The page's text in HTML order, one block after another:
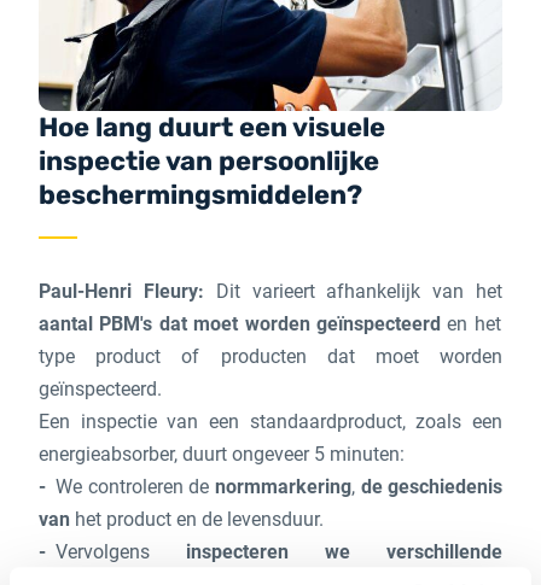
Hoe lang duurt een visuele
inspectie van persoonlijke
beschermingsmiddelen?
Paul-Henri Fleury: Dit varieert afhankelijk van het
aantal PBM's dat moet worden geïnspecteerden het
type product of producten dat moet worden
geïnspecteerd.
Een inspectie van een standaardproduct, zoals een
energieabsorber, duurt ongeveer 5 minuten:
We controleren de normmarkering,de geschiedenis
van het product en de levensduur.
Vervolgens inspecteren we verschillende